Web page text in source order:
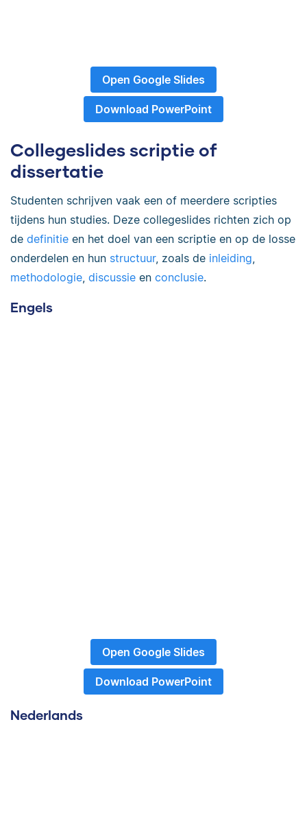
Open Google Slides
Download PowerPoint
Collegeslides scriptie of
dissertatie
Studenten schrijven vaak een of meerdere scripties
tijdens hun studies. Deze collegeslides richten zich op
de definitie en het doel van een scriptie en op de losse
onderdelen en hun structuur, zoals de inleiding
methodologie discussie en conclusie.
Engels
Open Google Slides
Download PowerPoint
Nederlands